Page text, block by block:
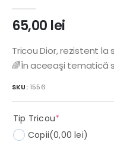
65,00 lei
Tricou Dior, rezistent la
🌈În aceeaşi tematică
SKU: 1556
Tip Tricou*
Copii(0,00 lei)